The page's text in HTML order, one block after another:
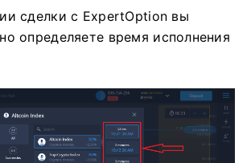
сделки с ExpertOption вы
определяете время исполнения